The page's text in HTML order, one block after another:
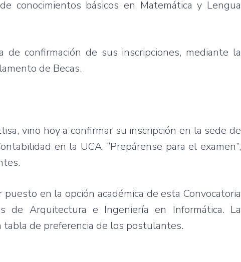
conocimientos básicos en Matemática y Lengua
confirmación de sus inscripciones, mediante la
de Becas.
vino hoy a confirmar su inscripción en la sede de
en la UCA. “Prepárense para el examen”,
en la opción académica de esta Convocatoria
de Arquitectura e Ingeniería en Informática. La
de preferencia de los postulantes.